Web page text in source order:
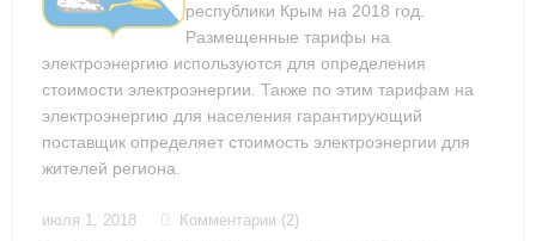
республики Крым на 2018 год.
Размещенные тарифы на
электроэнергию используются для определения
стоимости электроэнергии. Также по этим тарифам на
электроэнергию для населения гарантирующий
поставщик определяет стоимость электроэнергии для
жителей региона.
июля 1, 2018
Комментарии (2)